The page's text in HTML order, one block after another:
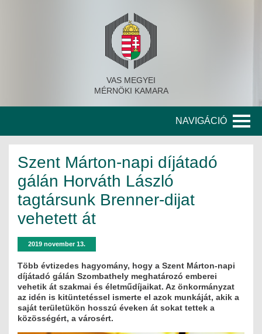
VAS MEGYEI
MÉRNÖKI KAMARA
NAVIGÁCIÓ
A KAMARA TÖRTÉNETE
SZERVEZETI FELÉPÍTÉS
KITÜNTETETT MÉRNÖKÖK
KORÁBBI TISZTSÉGVISELŐK
MÉRNÖK ELŐDÖK
MŰKÖDÉS
Szent Márton-napi díjátadó
gálán Horváth László
tagtársunk Brenner-dijat
vehetett át
2019 november 13.
Több évtizedes hagyomány, hogy a Szent Márton-napi
díjátadó gálán Szombathely meghatározó emberei
vehetik át szakmai és életműdíjaikat. Az önkormányzat
az idén is kitüntetéssel ismerte el azok munkáját, akik a
saját területükön hosszú éveken át sokat tettek a
közösségért, a városért.